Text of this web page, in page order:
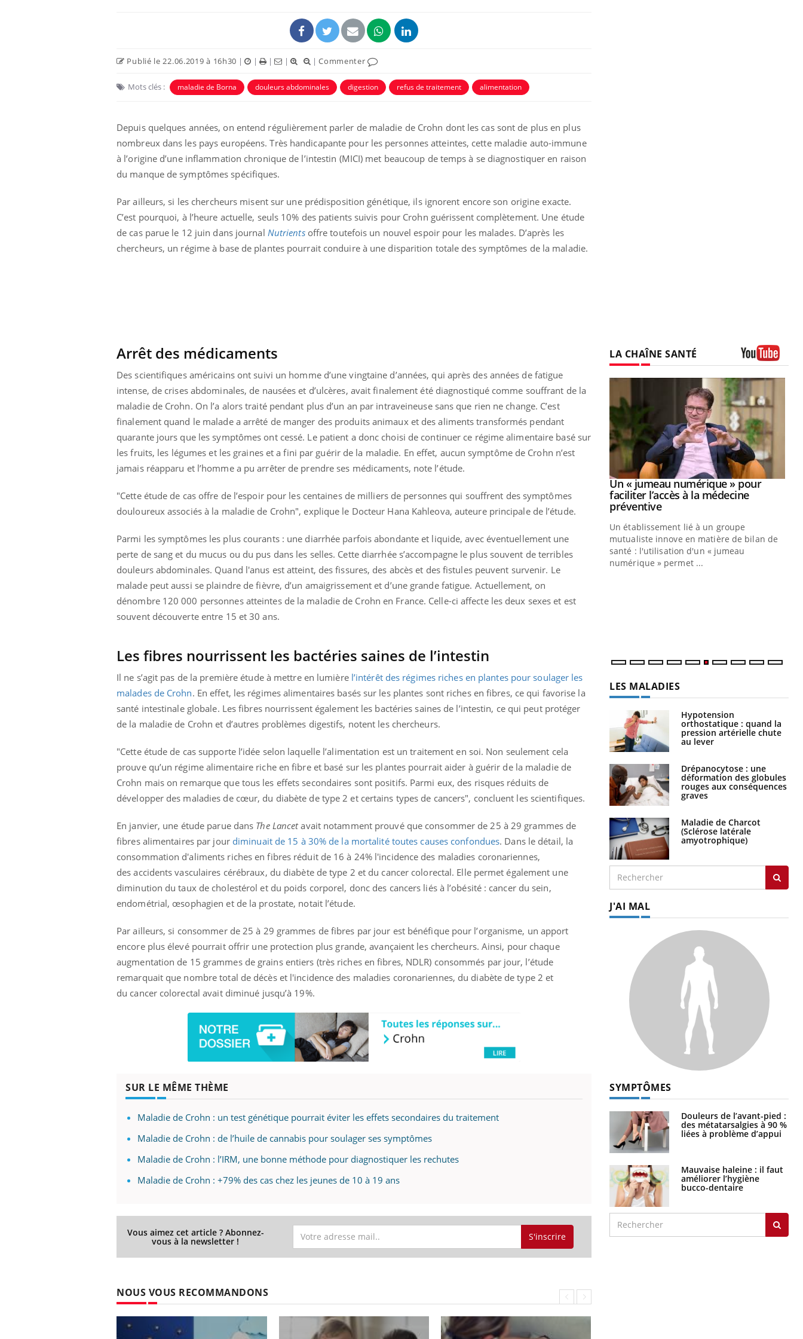
Publié le 22.06.2019 à 16h30 | | | | |Commenter
Mots clés : maladie de Borna douleurs abdominales digestion refus de traitement alimentation
Depuis quelques années, on entend régulièrement parler de maladie de Crohn dont les cas sont de plus en plus
nombreux dans les pays européens. Très handicapante pour les personnes atteintes, cette maladie auto-immune
à l’origine d’une inflammation chronique de l’intestin (MICI) met beaucoup de temps à se diagnostiquer en raison
du manque de symptômes spécifiques.
Par ailleurs, si les chercheurs misent sur une prédisposition génétique, ils ignorent encore son origine exacte.
C’est pourquoi, à l’heure actuelle, seuls 10% des patients suivis pour Crohn guérissent complètement. Une étude
de cas parue le 12 juin dans journal Nutrientsoffre toutefois un nouvel espoir pour les malades. D’après les
chercheurs, un régime à base de plantes pourrait conduire à une disparition totale des symptômes de la maladie.
Arrêt des médicaments
Des scientifiques américains ont suivi un homme d’une vingtaine d’années, qui après des années de fatigue
intense, de crises abdominales, de nausées et d’ulcères, avait finalement été diagnostiqué comme souffrant de la
maladie de Crohn. On l’a alors traité pendant plus d’un an par intraveineuse sans que rien ne change. C’est
finalement quand le malade a arrêté de manger des produits animaux et des aliments transformés pendant
quarante jours que les symptômes ont cessé. Le patient a donc choisi de continuer ce régime alimentaire basé sur
les fruits, les légumes et les graines et a fini par guérir de la maladie. En effet, aucun symptôme de Crohn n’est
jamais réapparu et l’homme a pu arrêter de prendre ses médicaments, note l’étude.
"Cette étude de cas offre de l’espoir pour les centaines de milliers de personnes qui souffrent des symptômes
douloureux associés à la maladie de Crohn", explique le Docteur Hana Kahleova, auteure principale de l’étude.
Parmi les symptômes les plus courants : une diarrhée parfois abondante et liquide, avec éventuellement une
perte de sang et du mucus ou du pus dans les selles. Cette diarrhée s’accompagne le plus souvent de terribles
douleurs abdominales. Quand l'anus est atteint, des fissures, des abcès et des fistules peuvent survenir. Le
malade peut aussi se plaindre de fièvre, d’un amaigrissement et d’une grande fatigue. Actuellement, on
dénombre 120 000 personnes atteintes de la maladie de Crohn en France. Celle-ci affecte les deux sexes et est
souvent découverte entre 15 et 30 ans.
Les fibres nourrissent les bactéries saines de l’intestin
Il ne s’agit pas de la première étude à mettre en lumière l’intérêt des régimes riches en plantes pour soulager les
malades de Crohn. En effet, les régimes alimentaires basés sur les plantes sont riches en fibres, ce qui favorise la
santé intestinale globale. Les fibres nourrissent également les bactéries saines de l’intestin, ce qui peut protéger
de la maladie de Crohn et d’autres problèmes digestifs, notent les chercheurs.
"Cette étude de cas supporte l’idée selon laquelle l’alimentation est un traitement en soi. Non seulement cela
prouve qu’un régime alimentaire riche en fibre et basé sur les plantes pourrait aider à guérir de la maladie de
Crohn mais on remarque que tous les effets secondaires sont positifs. Parmi eux, des risques réduits de
développer des maladies de cœur, du diabète de type 2 et certains types de cancers", concluent les scientifiques.
En janvier, une étude parue dans The Lancetavait notamment prouvé que consommer de 25 à 29 grammes de
fibres alimentaires par jour diminuait de 15 à 30% de la mortalité toutes causes confondues. Dans le détail, la
consommation d'aliments riches en fibres réduit de 16 à 24% l'incidence des maladies coronariennes,
des accidents vasculaires cérébraux, du diabète de type 2 et du cancer colorectal. Elle permet également une
diminution du taux de cholestérol et du poids corporel, donc des cancers liés à l’obésité : cancer du sein,
endométrial, œsophagien et de la prostate, notait l’étude.
Par ailleurs, si consommer de 25 à 29 grammes de fibres par jour est bénéfique pour l’organisme, un apport
encore plus élevé pourrait offrir une protection plus grande, avançaient les chercheurs. Ainsi, pour chaque
augmentation de 15 grammes de grains entiers (très riches en fibres, NDLR) consommés par jour, l’étude
remarquait que nombre total de décès et l'incidence des maladies coronariennes, du diabète de type 2 et
du cancer colorectal avait diminué jusqu’à 19%.
SUR LE MÊME THÈME
Maladie de Crohn : un test génétique pourrait éviter les effets secondaires du traitement
Maladie de Crohn : de l’huile de cannabis pour soulager ses symptômes
Maladie de Crohn : l’IRM, une bonne méthode pour diagnostiquer les rechutes
Maladie de Crohn : +79% des cas chez les jeunes de 10 à 19 ans
Vous aimez cet article ? Abonnez-
vous à la newsletter ! S'inscrire
NOUS VOUS RECOMMANDONS
LA CHAÎNE SANTÉ
osait en parler??Youtube
En 2026, l'insuline dans le diabète de type 2
patients comme parfois chez les soignants.
préparer pour l’été !Youtube
L'été arrive… et avec lui, un tout nouveau
soleil, activités en plein air… Nos mains
sont ...
Le Ramadan approche, et, pour de
nombreuses personnes atteintes de
défis, mais ...
Youtube
Un « jumeau numérique » pour
faciliter l’accès à la médecine
préventiveYoutube
Un établissement lié à un groupe
mutualiste innove en matière de bilan de
santé : l'utilisation d'un « jumeau
numérique » permet ...
LES MALADIES
Hypotension
orthostatique : quand la
pression artérielle chute
au lever
Drépanocytose : une
déformation des globules
rouges aux conséquences
graves
Maladie de Charcot
(Sclérose latérale
amyotrophique)
J'AI MAL
SYMPTÔMES
Douleurs de l’avant-pied :
des métatarsalgies à 90 %
liées à problème d’appui
Mauvaise haleine : il faut
améliorer l’hygiène
bucco-dentaire